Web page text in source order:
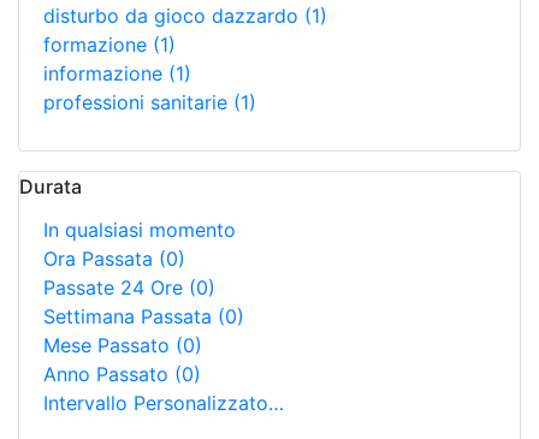
disturbo da gioco dazzardo (1)
formazione (1)
informazione (1)
professioni sanitarie (1)
Durata
In qualsiasi momento
Ora Passata (0)
Passate 24 Ore (0)
Settimana Passata (0)
Mese Passato (0)
Anno Passato (0)
Intervallo Personalizzato…